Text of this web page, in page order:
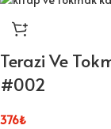
Terazi Ve
#002
376₺